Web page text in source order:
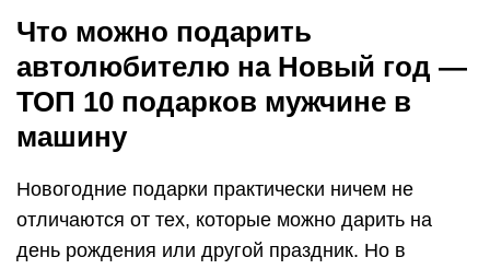
Что можно подарить
автолюбителю на Новый год —
ТОП 10 подарков мужчине в
машину
Новогодние подарки практически ничем не
отличаются от тех, которые можно дарить на
день рождения или другой праздник. Но в